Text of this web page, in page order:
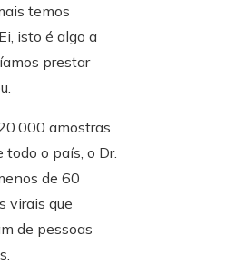
temos
isto é algo a
prestar
amostras
todo o país, o Dr.
de 60
virais que
de pessoas